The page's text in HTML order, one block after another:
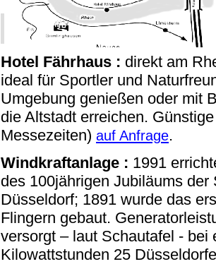
Hotel Fährhaus : direkt am
ideal für Sportler und
Umgebung genießen oder mit
die Altstadt erreichen.
Messezeiten) auf Anfrage.
Windkraftanlage : 1991
des 100jährigen Jubiläums der
Düsseldorf; 1891 wurde das
Flingern gebaut.
versorgt – laut Schautafel -
Kilowattstunden 25